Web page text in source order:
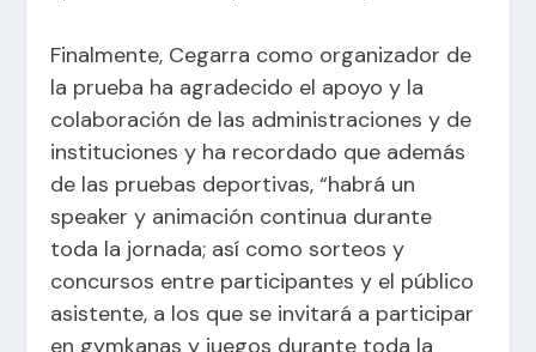
Finalmente, Cegarra como organizador de
la prueba ha agradecido el apoyo y la
colaboración de las administraciones y de
instituciones y ha recordado que además
de las pruebas deportivas, “habrá un
speaker y animación continua durante
toda la jornada; así como sorteos y
concursos entre participantes y el público
asistente, a los que se invitará a participar
en gymkanas y juegos durante toda la